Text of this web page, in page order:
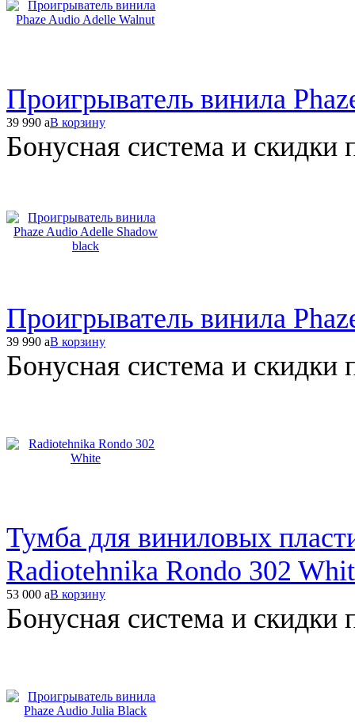
Проигрыватель винила
39 990 aВ корзину
Бонусная система и скидки
Проигрыватель винила
39 990 aВ корзину
Бонусная система и скидки
Тумба для виниловых
Radiotehnika Rondo 302
53 000 aВ корзину
Бонусная система и скидки